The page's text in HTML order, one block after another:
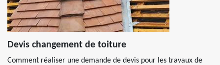
Devis changement de toiture
Comment réaliser une demande de devis pour les travaux de